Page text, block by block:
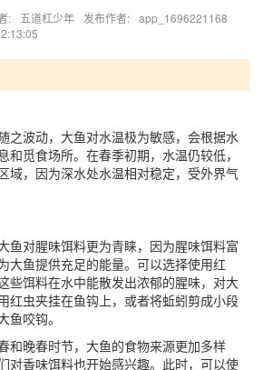
: 五道杠少年 发布作者: app_1696221168
之波动，大鱼对水温极为敏感，会根据水
和觅食场所。在春季初期，水温仍较低，
域，因为深水处水温相对稳定，受外界气
鱼对腥味饵料更为青睐，因为腥味饵料富
大鱼提供充足的能量。可以选择使用红
些饵料在水中能散发出浓郁的腥味，对大
红虫夹挂在鱼钩上，或者将蚯蚓剪成小段
鱼咬钩。
和晚春时节，大鱼的食物来源更加多样
对香味饵料也开始感兴趣。此时，可以使